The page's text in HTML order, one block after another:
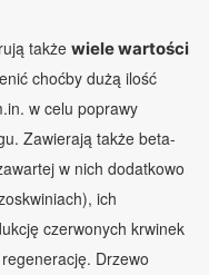
także wiele wartości
choćby dużą ilość
w celu poprawy
Zawierają także beta-
w nich dodatkowo
ich
czerwonych krwinek
Drzewo